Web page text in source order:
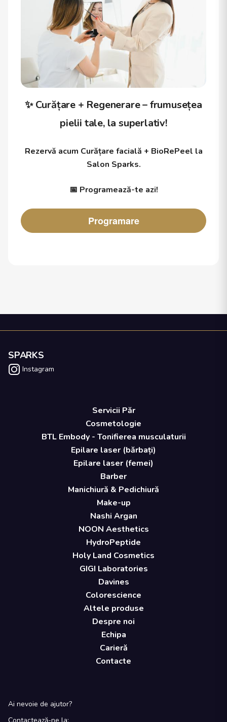
✨ Curățare + Regenerare – frumusețea
pielii tale, la superlativ!
Rezervă acum Curățare facială + BioRePeel la
Salon Sparks.
📅 Programează-te azi!
Programare
SPARKS
Instagram
Servicii Păr
Cosmetologie
BTL Embody - Tonifierea musculaturii
Epilare laser (bărbați)
Epilare laser (femei)
Barber
Manichiură & Pedichiură
Make-up
Nashi Argan
NOON Aesthetics
HydroPeptide
Holy Land Cosmetics
GIGI Laboratories
Davines
Colorescience
Altele produse
Despre noi
Echipa
Carieră
Contacte
Ai nevoie de ajutor?